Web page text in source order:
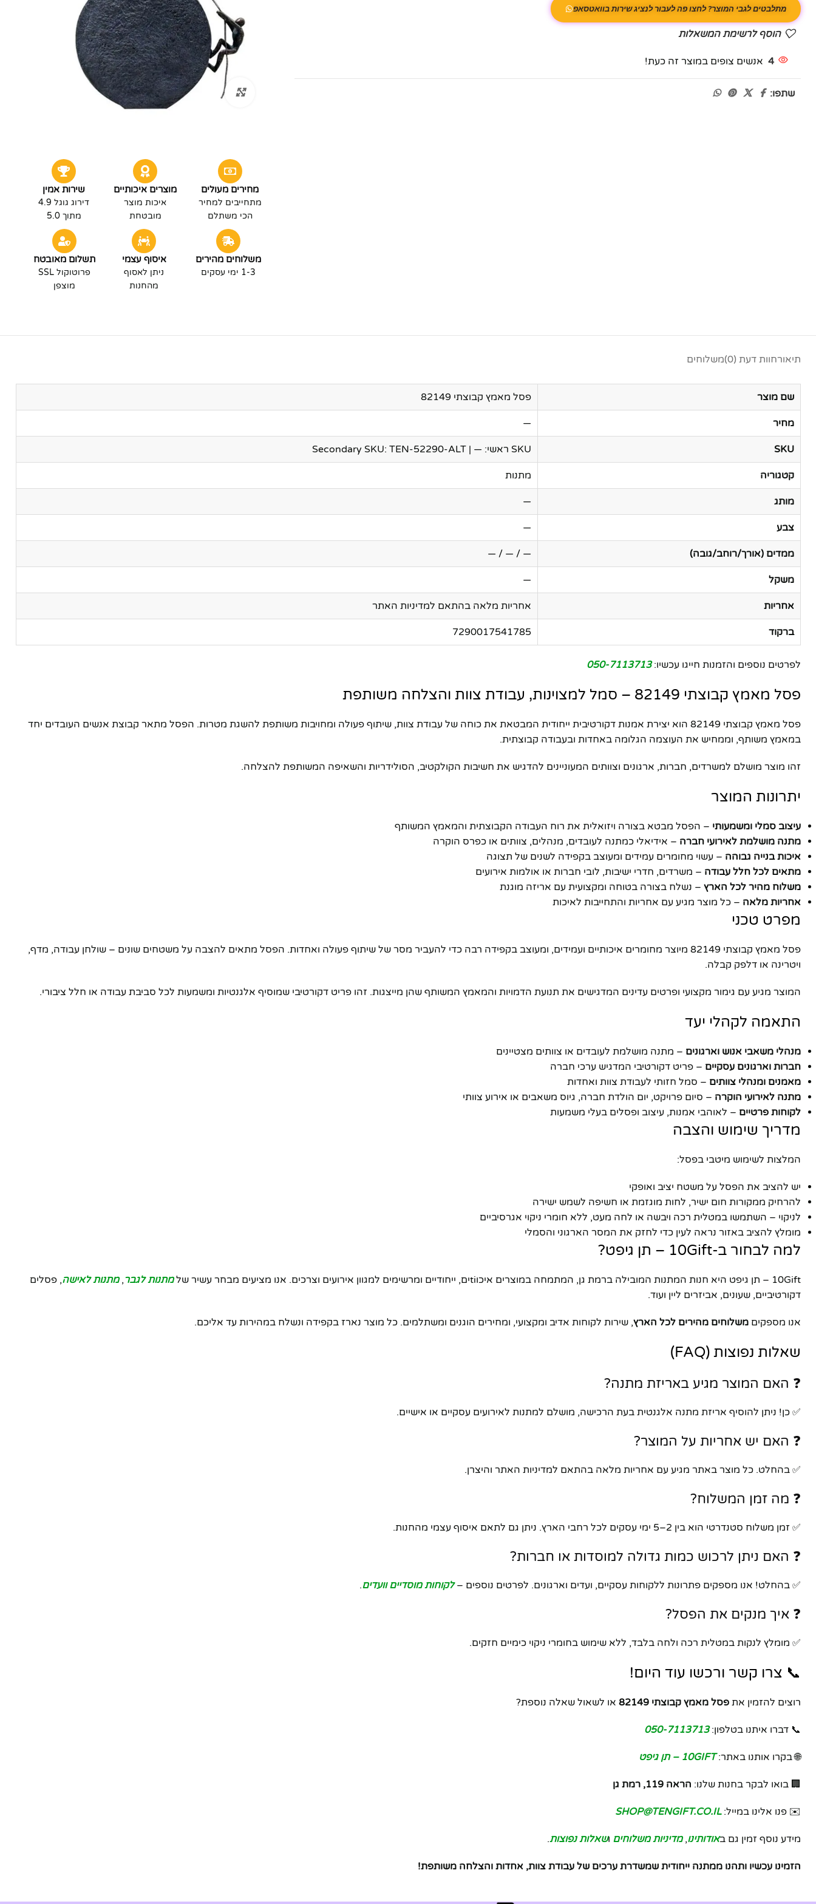
לחץ להגדלה
מחירים מעולים
מתחייבים למחיר
הכי משתלם
מוצרים איכותיים
איכות מוצר
מובטחת
שירות אמין
דירוג גוגל 4.9
מתוך 5.0
משלוחים מהירים
1-3 ימי עסקים
איסוף עצמי
ניתן לאסוף
מהחנות
תשלום מאובטח
פרוטוקול SSL
מוצפן
מתלבטים לגבי המוצר? לחצו פה לעבור לנציג שירות בוואטסאפ
הוסף לרשימת המשאלות
4 אנשים צופים במוצר זה כעת!
שתפו:
תיאורחוות דעת (0) משלוחים
שם מוצר פסל מאמץ קבוצתי 82149
מחיר —
SKU SKU ראשי: — | Secondary SKU: TEN-52290-ALT
קטגוריה מתנות
מותג —
צבע —
ממדים (אורך/רוחב/גובה) — / — / —
משקל —
אחריות אחריות מלאה בהתאם למדיניות האתר
ברקוד 7290017541785
לפרטים נוספים והזמנות חייגו עכשיו:050-7113713
פסל מאמץ קבוצתי 82149 – סמל למצוינות, עבודת צוות והצלחה משותפת
פסל מאמץ קבוצתי 82149 הוא יצירת אמנות דקורטיבית ייחודית המבטאת את כוחה של עבודת צוות, שיתוף פעולה ומחויבות משותפת להשגת מטרות. הפסל מתאר קבוצת אנשים העובדים יחד
במאמץ משותף, וממחיש את העוצמה הגלומה באחדות ובעבודה קבוצתית.
זהו מוצר מושלם למשרדים, חברות, ארגונים וצוותים המעוניינים להדגיש את חשיבות הקולקטיב, הסולידריות והשאיפה המשותפת להצלחה.
יתרונות המוצר
עיצוב סמלי ומשמעותי – הפסל מבטא בצורה ויזואלית את רוח העבודה הקבוצתית והמאמץ המשותף
מתנה מושלמת לאירועי חברה – אידיאלי כמתנה לעובדים, מנהלים, צוותים או כפרס הוקרה
איכות בנייה גבוהה – עשוי מחומרים עמידים ומעוצב בקפידה לשנים של תצוגה
מתאים לכל חלל עבודה – משרדים, חדרי ישיבות, לובי חברות או אולמות אירועים
משלוח מהיר לכל הארץ – נשלח בצורה בטוחה ומקצועית עם אריזה מוגנת
אחריות מלאה – כל מוצר מגיע עם אחריות והתחייבות לאיכות
מפרט טכני
פסל מאמץ קבוצתי 82149 מיוצר מחומרים איכותיים ועמידים, ומעוצב בקפידה רבה כדי להעביר מסר של שיתוף פעולה ואחדות. הפסל מתאים להצבה על משטחים שונים – שולחן עבודה, מדף,
ויטרינה או דלפק קבלה.
המוצר מגיע עם גימור מקצועי ופרטים עדינים המדגישים את תנועת הדמויות והמאמץ המשותף שהן מייצגות. זהו פריט דקורטיבי שמוסיף אלגנטיות ומשמעות לכל סביבת עבודה או חלל ציבורי.
התאמה לקהלי יעד
מנהלי משאבי אנוש וארגונים – מתנה מושלמת לעובדים או צוותים מצטיינים
חברות וארגונים עסקיים – פריט דקורטיבי המדגיש ערכי חברה
מאמנים ומנהלי צוותים – סמל חזותי לעבודת צוות ואחדות
מתנה לאירועי הוקרה – סיום פרויקט, יום הולדת חברה, גיוס משאבים או אירוע צוותי
לקוחות פרטיים – לאוהבי אמנות, עיצוב ופסלים בעלי משמעות
מדריך שימוש והצבה
המלצות לשימוש מיטבי בפסל:
יש להציב את הפסל על משטח יציב ואופקי
להרחיק ממקורות חום ישיר, לחות מוגזמת או חשיפה לשמש ישירה
לניקוי – השתמשו במטלית רכה ויבשה או לחה מעט, ללא חומרי ניקוי אגרסיביים
מומלץ להציב באזור נראה לעין כדי לחזק את המסר הארגוני והסמלי
למה לבחור ב-10Gift – תן גיפט?
10Gift – תן גיפט היא חנות המתנות המובילה ברמת גן, המתמחה במוצרים איכוtiים, ייחודיים ומרשימים למגוון אירועים וצרכים. אנו מציעים מבחר עשיר של מתנות לגבר,מתנות לאישה, פסלים
דקורטיביים, שעונים, אביזרים ליין ועוד.
אנו מספקים משלוחים מהירים לכל הארץ, שירות לקוחות אדיב ומקצועי, ומחירים הוגנים ומשתלמים. כל מוצר נארז בקפידה ונשלח במהירות עד אליכם.
שאלות נפוצות (FAQ)
❓ האם המוצר מגיע באריזת מתנה?
✅ כן! ניתן להוסיף אריזת מתנה אלגנטית בעת הרכישה, מושלם למתנות לאירועים עסקיים או אישיים.
❓ האם יש אחריות על המוצר?
✅ בהחלט. כל מוצר באתר מגיע עם אחריות מלאה בהתאם למדיניות האתר והיצרן.
❓ מה זמן המשלוח?
✅ זמן משלוח סטנדרטי הוא בין 2–5 ימי עסקים לכל רחבי הארץ. ניתן גם לתאם איסוף עצמי מהחנות.
❓ האם ניתן לרכוש כמות גדולה למוסדות או חברות?
✅ בהחלט! אנו מספקים פתרונות ללקוחות עסקיים, ועדים וארגונים. לפרטים נוספים –לקוחות מוסדיים וועדים.
❓ איך מנקים את הפסל?
✅ מומלץ לנקות במטלית רכה ולחה בלבד, ללא שימוש בחומרי ניקוי כימיים חזקים.
📞 צרו קשר ורכשו עוד היום!
רוצים להזמין את פסל מאמץ קבוצתי 82149 או לשאול שאלה נוספת?
📞 דברו איתנו בטלפון:050-7113713
🌐 בקרו אותנו באתר:10GIFT – תן גיפט
🏢 בואו לבקר בחנות שלנו: הראה 119, רמת גן
✉️ פנו אלינו במייל:SHOP@TENGIFT.CO.IL
מידע נוסף זמין גם באודותינו,מדיניות משלוחים ושאלות נפוצות.
הזמינו עכשיו ותהנו ממתנה ייחודית שמשדרת ערכים של עבודת צוות, אחדות והצלחה משותפת!
פייסבוק
אינסטגרם
יוטיוב